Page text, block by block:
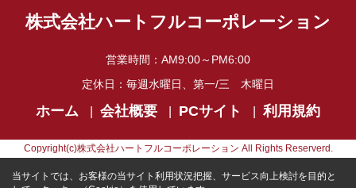
株式会社ハートフルコーポレーション
営業時間： AM9:00～PM6:00
定休日： 毎週水曜日、第一/三 木曜日
ホーム 会社概要 PCサイト 利用規約
Copyright(c)株式会社ハートフルコーポレーション All Rights Reserverd.
当サイトでは、お客様の当サイト利用状況把握、サービス向上検討を目的と